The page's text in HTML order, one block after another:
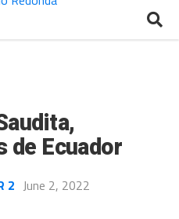
de Ecuador
2 June 2, 2022